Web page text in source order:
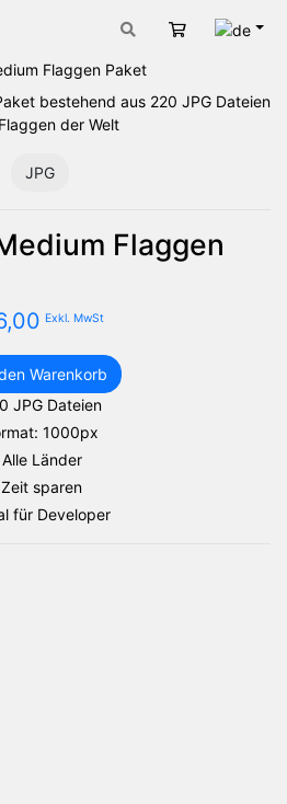
Warenkorb
Flaggen Paket
bestehend aus 220 JPG Dateien
der Welt
JPG
Flaggen
Exkl. MwSt
Warenkorb
JPG Dateien
1000px
Alle Länder
Zeit sparen
für Developer